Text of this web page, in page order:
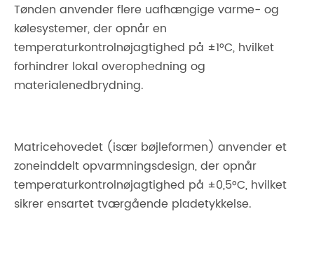
Tønden anvender flere uafhængige varme- og
kølesystemer, der opnår en
temperaturkontrolnøjagtighed på ±1°C, hvilket
forhindrer lokal overophedning og
materialenedbrydning.
Matricehovedet (især bøjleformen) anvender et
zoneinddelt opvarmningsdesign, der opnår
temperaturkontrolnøjagtighed på ±0,5°C, hvilket
sikrer ensartet tværgående pladetykkelse.